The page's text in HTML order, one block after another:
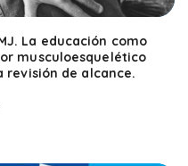
La educación como
musculoesquelético
revisión de alcance.